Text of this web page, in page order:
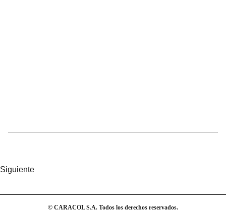
Siguiente
© CARACOL S.A. Todos los derechos reservados.